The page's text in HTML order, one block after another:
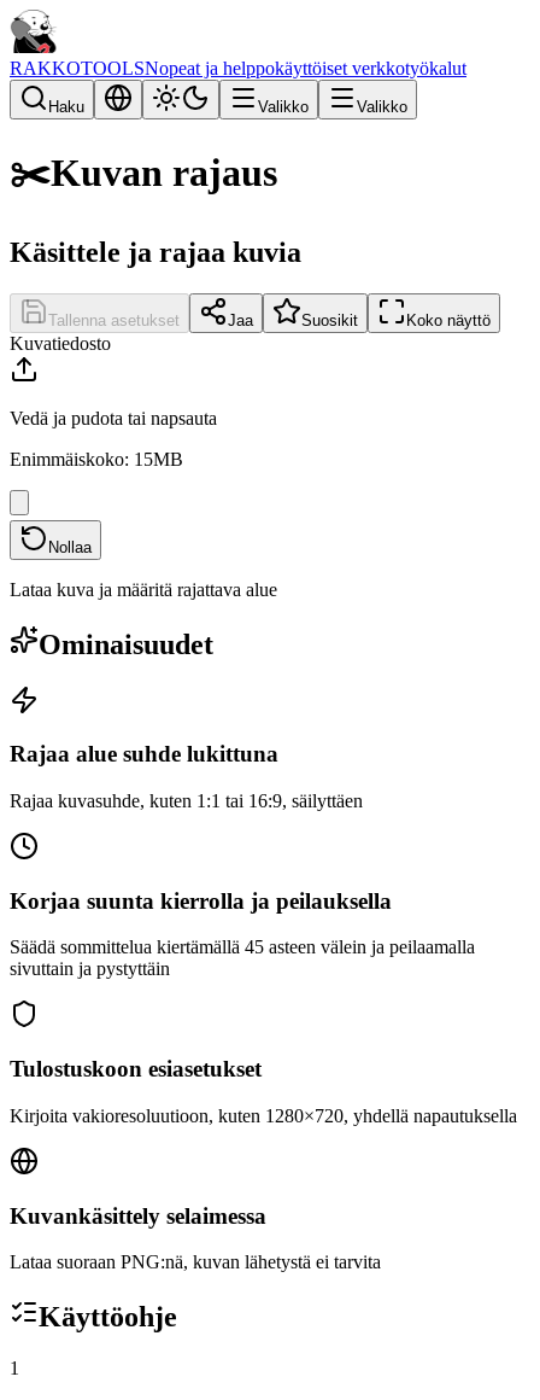
RAKKOTOOLSNopeat ja helppokäyttöiset verkkotyökalut
Haku Valikko Valikko
✂️Kuvan rajaus
Käsittele ja rajaa kuvia
Tallenna asetukset Jaa Suosikit Koko näyttö
Kuvatiedosto
Vedä ja pudota tai napsauta
Enimmäiskoko: 15MB
Nollaa
Lataa kuva ja määritä rajattava alue
Ominaisuudet
Rajaa alue suhde lukittuna
Rajaa kuvasuhde, kuten 1:1 tai 16:9, säilyttäen
Korjaa suunta kierrolla ja peilauksella
Säädä sommittelua kiertämällä 45 asteen välein ja peilaamalla
sivuttain ja pystyttäin
Tulostuskoon esiasetukset
Kirjoita vakioresoluutioon, kuten 1280×720, yhdellä napautuksella
Kuvankäsittely selaimessa
Lataa suoraan PNG:nä, kuvan lähetystä ei tarvita
Käyttöohje
1